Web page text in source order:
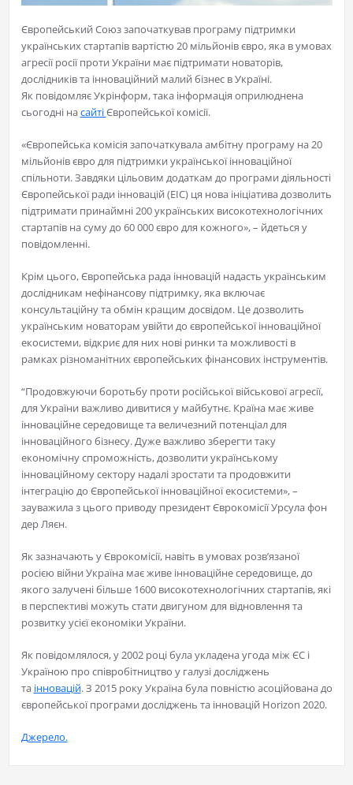
Європейський Союз започаткував програму підтримки
українських стартапів вартістю 20 мільйонів євро, яка в умовах
агресії росії проти України має підтримати новаторів,
дослідників та інноваційний малий бізнес в Україні.
Як повідомляє Укрінформ, така інформація оприлюднена
сьогодні насайтіЄвропейської комісії.
«Європейська комісія започаткувала амбітну програму на 20
мільйонів євро для підтримки української інноваційної
спільноти. Завдяки цільовим додаткам до програми діяльності
Європейської ради інновацій (EIC) ця нова ініціатива дозволить
підтримати принаймні 200 українських високотехнологічних
стартапів на суму до 60 000 євро для кожного», – йдеться у
повідомленні.
Крім цього, Європейська рада інновацій надасть українським
дослідникам нефінансову підтримку, яка включає
консультаційну та обмін кращим досвідом. Це дозволить
українським новаторам увійти до європейської інноваційної
екосистеми, відкриє для них нові ринки та можливості в
рамках різноманітних європейських фінансових інструментів.
“Продовжуючи боротьбу проти російської військової агресії,
для України важливо дивитися у майбутнє. Країна має живе
інноваційне середовище та величезний потенціал для
інноваційного бізнесу. Дуже важливо зберегти таку
економічну спроможність, дозволити українському
інноваційному сектору надалі зростати та продовжити
інтеграцію до Європейської інноваційної екосистеми», –
зауважила з цього приводу президент Єврокомісії Урсула фон
дер Ляєн.
Як зазначають у Єврокомісії, навіть в умовах розв’язаної
росією війни Україна має живе інноваційне середовище, до
якого залучені більше 1600 високотехнологічних стартапів, які
в перспективі можуть стати двигуном для відновлення та
розвитку усієї економіки України.
Як повідомлялося, у 2002 році була укладена угода між ЄС і
Україною про співробітництво у галузі досліджень
та інновацій. З 2015 року Україна була повністю асоційована до
європейської програми досліджень та інновацій Horizon 2020.
Джерело.